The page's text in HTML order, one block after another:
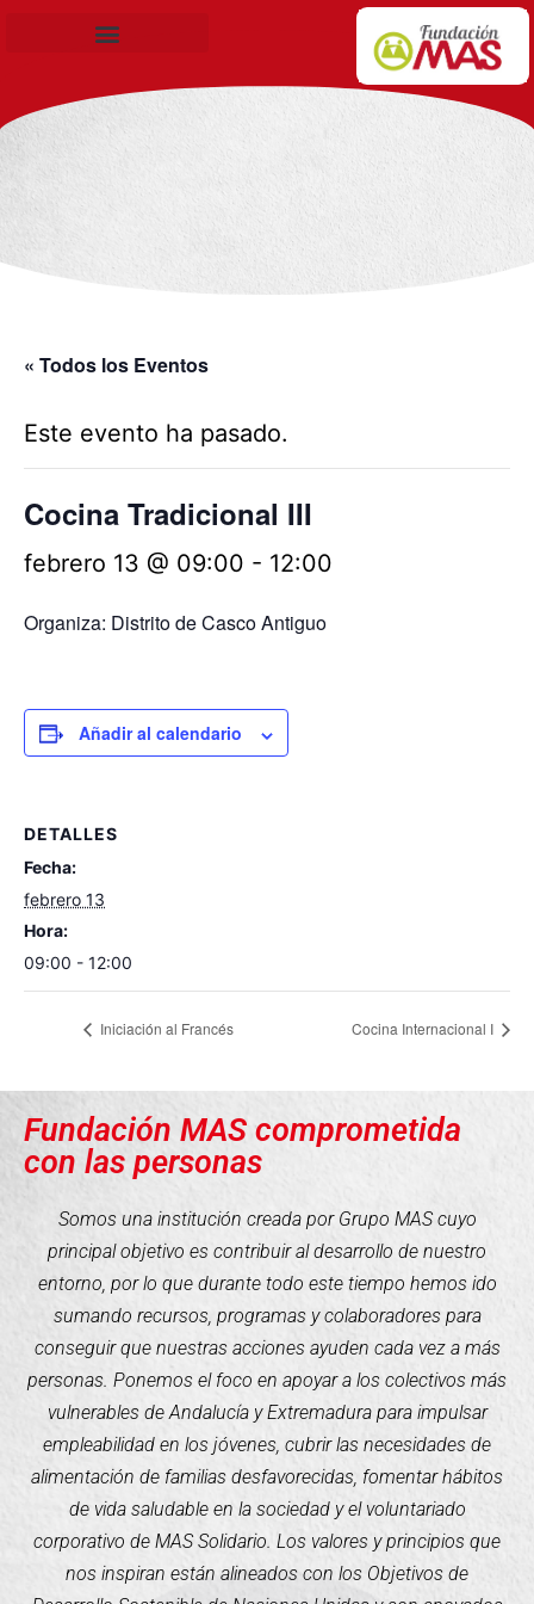
« Todos los Eventos
Este evento ha pasado.
Cocina Tradicional III
febrero 13 @ 09:00 - 12:00
Organiza: Distrito de Casco Antiguo
Añadir al calendario
DETALLES
Fecha:
febrero 13
Hora:
09:00 - 12:00
Iniciación al Francés Cocina Internacional I
Fundación MAS comprometida
con las personas
Somos una institución creada por Grupo MAS cuyo
principal objetivo es contribuir al desarrollo de nuestro
entorno, por lo que durante todo este tiempo hemos ido
sumando recursos, programas y colaboradores para
conseguir que nuestras acciones ayuden cada vez a más
personas. Ponemos el foco en apoyar a los colectivos más
vulnerables de Andalucía y Extremadura para impulsar
empleabilidad en los jóvenes, cubrir las necesidades de
alimentación de familias desfavorecidas, fomentar hábitos
de vida saludable en la sociedad y el voluntariado
corporativo de MAS Solidario. Los valores y principios que
nos inspiran están alineados con los Objetivos de